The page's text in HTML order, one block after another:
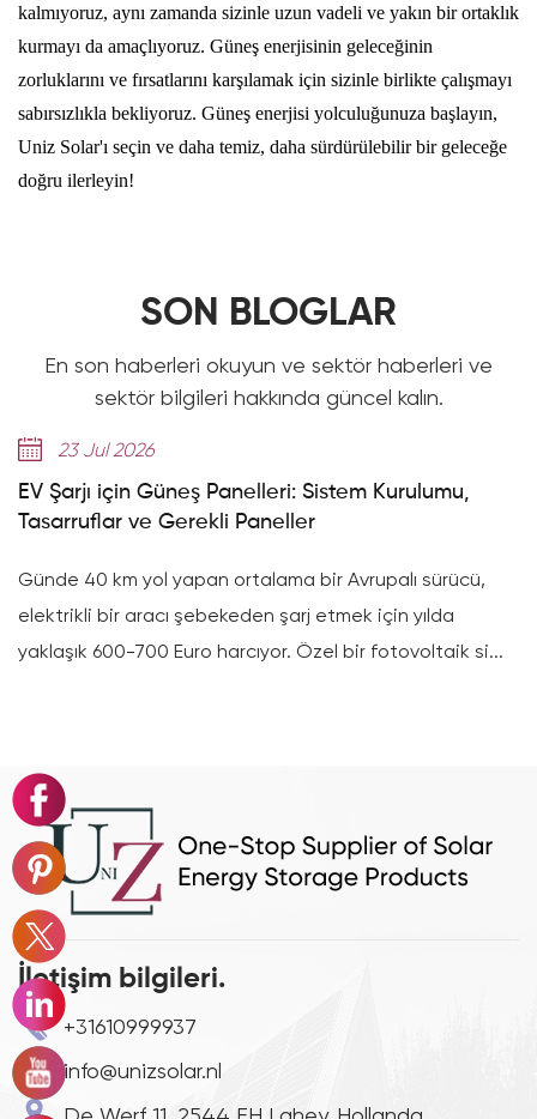
kalmıyoruz, aynı zamanda sizinle uzun vadeli ve yakın bir ortaklık
kurmayı da amaçlıyoruz. Güneş enerjisinin geleceğinin
zorluklarını ve fırsatlarını karşılamak için sizinle birlikte çalışmayı
sabırsızlıkla bekliyoruz. Güneş enerjisi yolculuğunuza başlayın,
Uniz Solar'ı seçin ve daha temiz, daha sürdürülebilir bir geleceğe
doğru ilerleyin!
SON BLOGLAR
En son haberleri okuyun ve sektör haberleri ve
sektör bilgileri hakkında güncel kalın.
Sistem Kurulumu,
bir Avrupalı sürücü,
etmek için yılda
Özel bir fotovoltaik si...
314Ah Hücrelerin
8.000+ Döngüye Nasıl
314 Ah Yüksek Kapasiteli
Serisi 8.000 Çevrim Ömrüne
sayfasındaki çevrim ömrü
İletişim bilgileri.
+31610999937
info@unizsolar.nl